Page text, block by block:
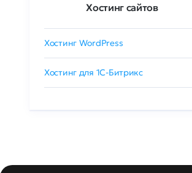
Хостинг сайтов
Хостинг WordPress
Хостинг для 1C-Битрикс